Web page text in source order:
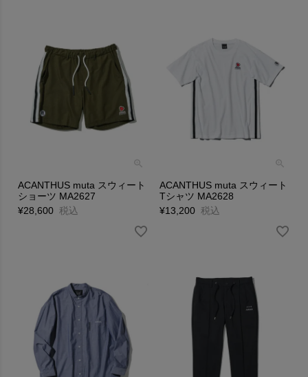
ACANTHUS muta スウィート
ショーツ MA2627
¥28,600 税込
ACANTHUS muta スウィート
Tシャツ MA2628
¥13,200 税込